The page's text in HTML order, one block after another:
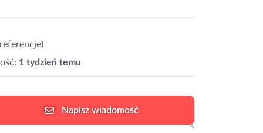
1 tydzień temu
Napisz wiadomość